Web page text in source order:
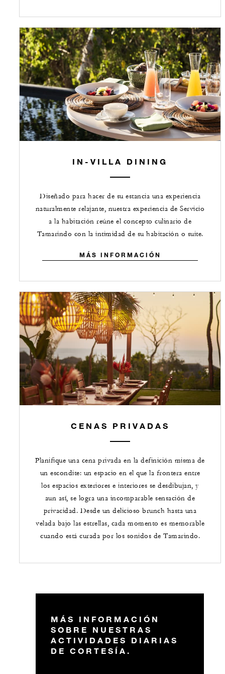
IN-VILLA DINING
Diseñado para hacer de su estancia una experiencia
naturalmente relajante, nuestra experiencia de Servicio
a la habitación reúne el concepto culinario de
Tamarindo con la intimidad de su habitación o suite.
MÁS INFORMACIÓN
CENAS PRIVADAS
Planifique una cena privada en la definición misma de
un escondite: un espacio en el que la frontera entre
los espacios exteriores e interiores se desdibujan, y
aun así, se logra una incomparable sensación de
privacidad. Desde un delicioso brunch hasta una
velada bajo las estrellas, cada momento es memorable
cuando está curada por los sonidos de Tamarindo.
MÁS INFORMACIÓN
SOBRE NUESTRAS
ACTIVIDADES DIARIAS
DE CORTESÍA.